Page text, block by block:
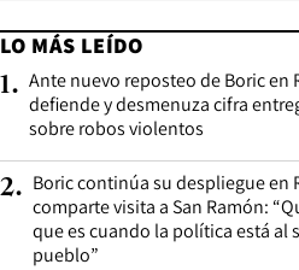
LO MÁS LEÍDO
1. Ante nuevo reposteo de Boric en
defiende y desmenuza cifra
sobre robos violentos
2. Boric continúa su despliegue en
comparte visita a San Ramón:
que es cuando la política está al
pueblo”